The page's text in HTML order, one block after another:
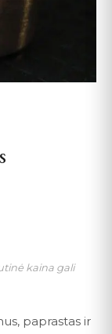
kaina gali
paprastas ir